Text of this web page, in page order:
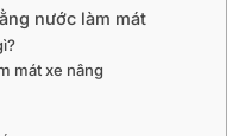
nước làm mát
mát xe nâng